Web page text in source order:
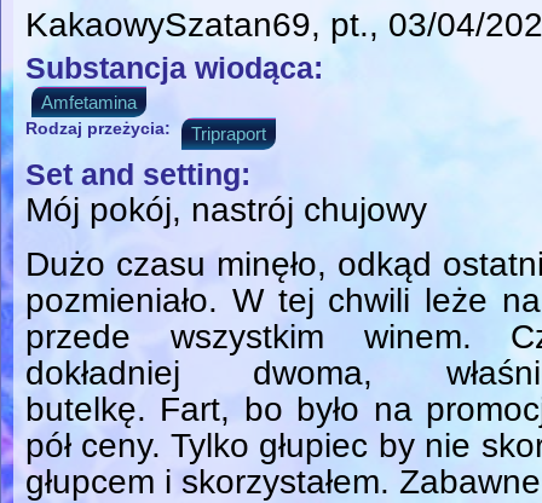
KakaowySzatan69, pt., 03/04/
Substancja wiodąca:
Amfetamina
Rodzaj przeżycia: Tripraport
Set and setting:
Mój pokój, nastrój chujowy
Dużo czasu minęło, odkąd
pozmieniało. W tej chwili leże
przede wszystkim winem.
dokładniej dwoma,
butelkę. Fart, bo było na
pół ceny. Tylko głupiec by nie
głupcem i skorzystałem.